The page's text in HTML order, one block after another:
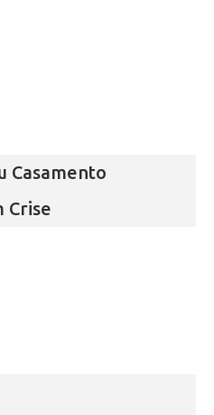
Casamento
Crise